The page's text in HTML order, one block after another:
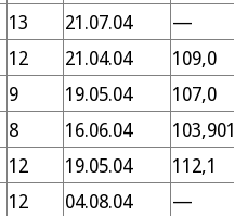
13 21.07.04 —
12 21.04.04 109,0
9 19.05.04 107,0
8 16.06.04 103,901
12 19.05.04 112,1
12 04.08.04 —